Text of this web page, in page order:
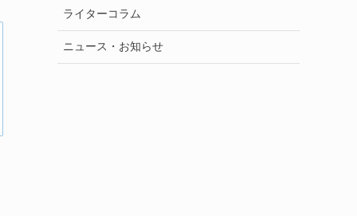
ライターコラム
ニュース・お知らせ